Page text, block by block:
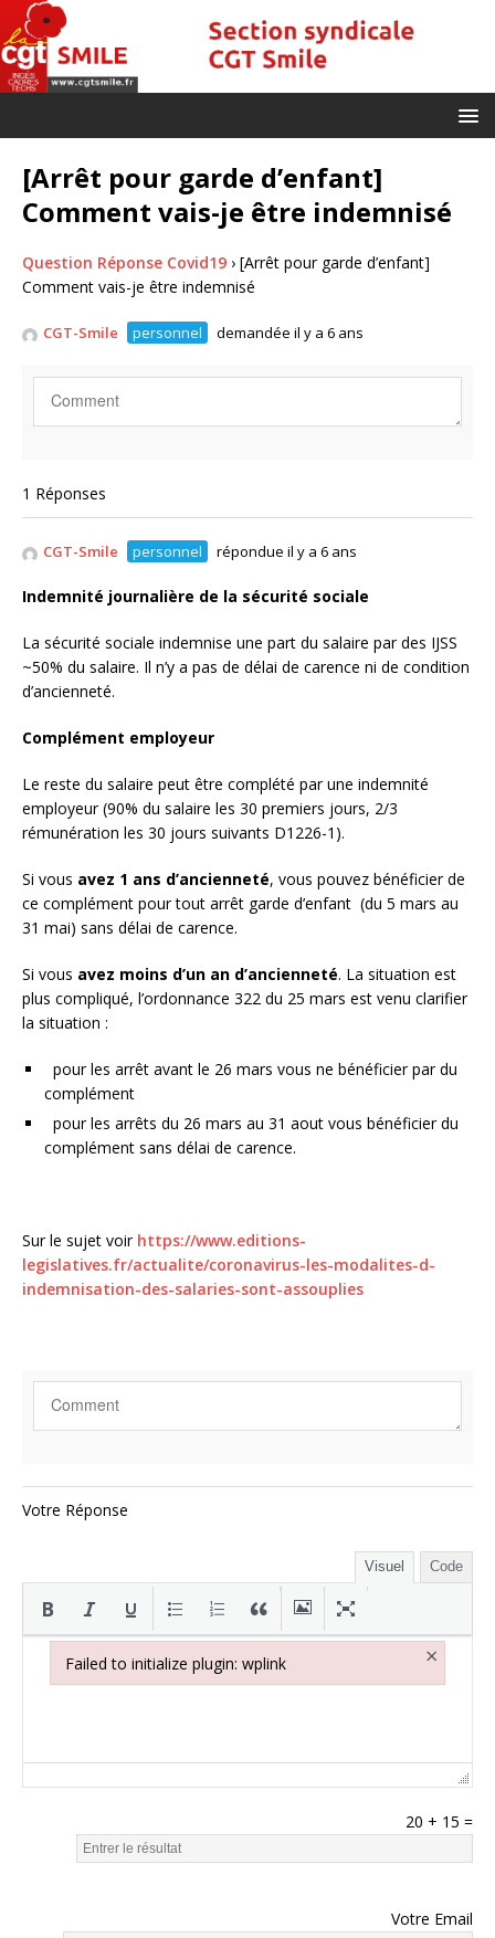
[Arrêt pour garde d’enfant]
Comment vais-je être indemnisé
Question Réponse Covid19 › [Arrêt pour garde d’enfant]
Comment vais-je être indemnisé
CGT-Smile personnel demandée il y a 6 ans
1 Réponses
CGT-Smile personnel répondue il y a 6 ans
Indemnité journalière de la sécurité sociale
La sécurité sociale indemnise une part du salaire par des IJSS
~50% du salaire. Il n’y a pas de délai de carence ni de condition
d’ancienneté.
Complément employeur
Le reste du salaire peut être complété par une indemnité
employeur (90% du salaire les 30 premiers jours, 2/3
rémunération les 30 jours suivants D1226-1).
Si vous avez 1 ans d’ancienneté, vous pouvez bénéficier de
ce complément pour tout arrêt garde d’enfant (du 5 mars au
31 mai) sans délai de carence.
Si vous avez moins d’un an d’ancienneté. La situation est
plus compliqué, l’ordonnance 322 du 25 mars est venu clarifier
la situation :
pour les arrêt avant le 26 mars vous ne bénéficier par du
complément
pour les arrêts du 26 mars au 31 aout vous bénéficier du
complément sans délai de carence.
Sur le sujet voir https://www.editions-
legislatives.fr/actualite/coronavirus-les-modalites-d-
indemnisation-des-salaries-sont-assouplies
Votre Réponse
Visuel Code
20 + 15 =
Votre Email
Failed to initialize plugin: wplink ×
Failed to initialize plugin: wplink